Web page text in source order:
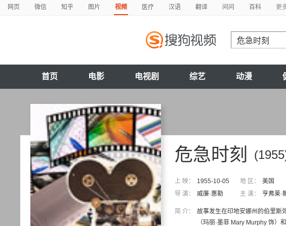
网页 微信 知乎 图片 视频 医疗 汉语 翻译 问问 百科 更
首页 电影 电视剧 综艺 动漫
危急时刻
上 映： 1955-10-05 地 区： 美国
导 演：
威廉·惠勒 主 演： 亨弗莱·
简 介：
故事发生在印地安娜州的伯里斯
（玛丽·墨菲 Mary Murphy 饰）